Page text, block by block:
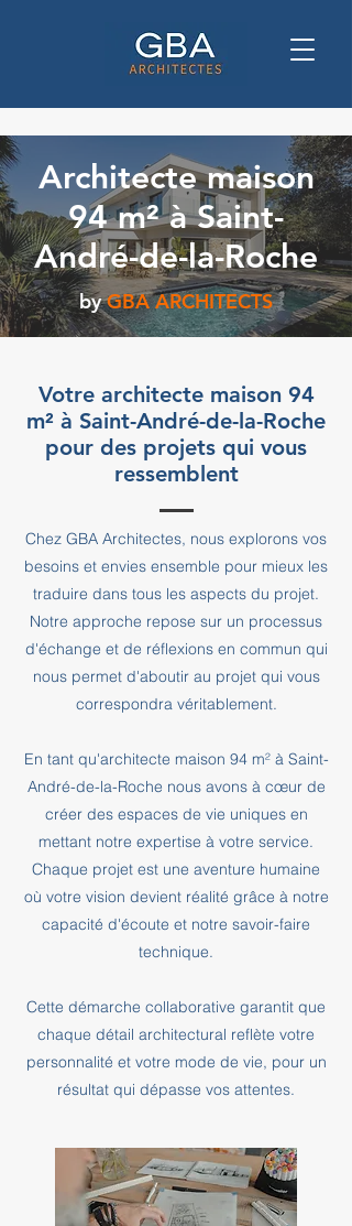
Architecte maison
94 m² à Saint-
André-de-la-Roche
by GBA ARCHITECTS
Votre architecte maison 94
m² à Saint-André-de-la-Roche
pour des projets qui vous
ressemblent
Chez GBA Architectes, nous explorons vos
besoins et envies ensemble pour mieux les
traduire dans tous les aspects du projet.
Notre approche repose sur un processus
d'échange et de réflexions en commun qui
nous permet d'aboutir au projet qui vous
correspondra véritablement.
En tant qu'architecte maison 94 m² à Saint-
André-de-la-Roche nous avons à cœur de
créer des espaces de vie uniques en
mettant notre expertise à votre service.
Chaque projet est une aventure humaine
où votre vision devient réalité grâce à notre
capacité d'écoute et notre savoir-faire
technique.
Cette démarche collaborative garantit que
chaque détail architectural reflète votre
personnalité et votre mode de vie, pour un
résultat qui dépasse vos attentes.